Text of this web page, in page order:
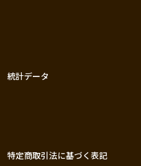
統計データ
特定商取引法に基づく表記